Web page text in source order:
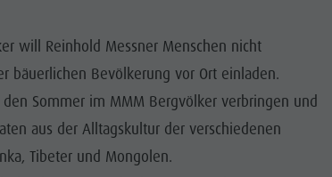
EVENTS
will Reinhold Messner Menschen nicht
bäuerlichen Bevölkerung vor Ort einladen.
Sommer im MMM Bergvölker verbringen und
aus der Alltagskultur der verschiedenen
Tibeter und Mongolen.